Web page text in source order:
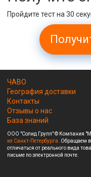
Пройдите тест на 30
ЧАВО
География доставки
Контакты
Отзывы о нас
База знаний
ООО "Солид Групп" © Компания
из Санкт-Петербурга. Обращаем
отличаться от реального вида
письме по электронной почте.